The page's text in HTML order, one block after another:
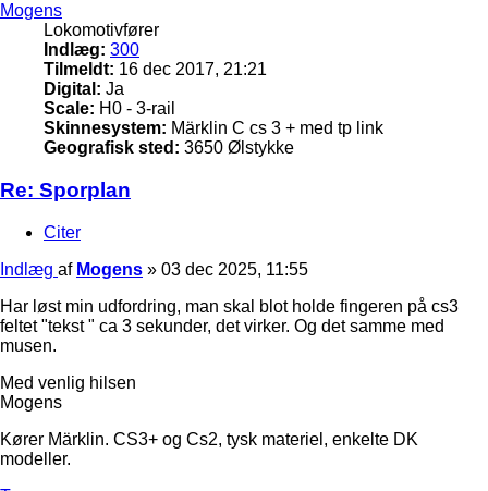
Mogens
Lokomotivfører
Indlæg: 300
Tilmeldt: 16 dec 2017, 21:21
Digital: Ja
Scale: H0 - 3-rail
Skinnesystem: Märklin C cs 3 + med tp link
Geografisk sted: 3650 Ølstykke
Re: Sporplan
Citer
Indlæg af Mogens » 03 dec 2025, 11:55
Har løst min udfordring, man skal blot holde fingeren på cs3
feltet "tekst " ca 3 sekunder, det virker. Og det samme med
musen.
Med venlig hilsen
Mogens
Kører Märklin. CS3+ og Cs2, tysk materiel, enkelte DK
modeller.